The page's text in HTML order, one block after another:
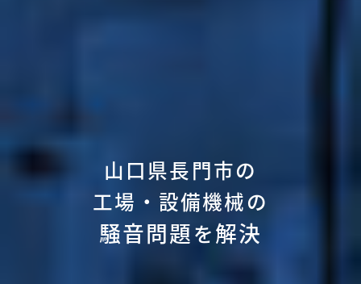
山口県長門市の
工場・設備機械の
騒音問題を解決